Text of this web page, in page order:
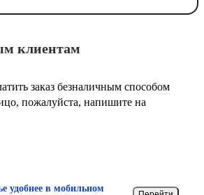
клиентам
заказ безналичным способом
пожалуйста, напишите на
удобнее в мобильном